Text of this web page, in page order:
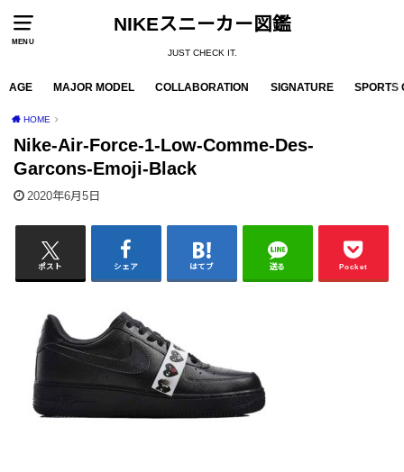
MENU
NIKEスニーカー図鑑
JUST CHECK IT.
AGE MAJOR MODEL COLLABORATION SIGNATURE SPORTS
HOME
Nike-Air-Force-1-Low-Comme-Des-
Garcons-Emoji-Black
2020年6月5日
ポスト シェア はてブ 送る Pocket